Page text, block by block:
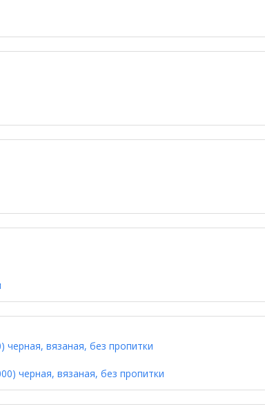
вязаная, без пропитки